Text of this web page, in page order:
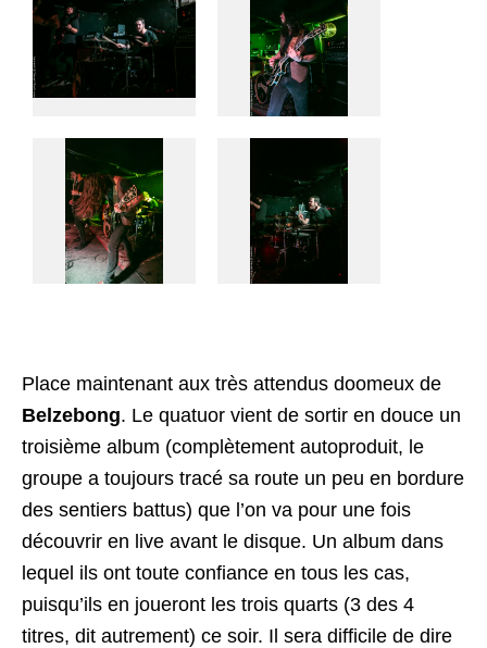
Place maintenant aux très attendus doomeux de
Belzebong. Le quatuor vient de sortir en douce un
troisième album (complètement autoproduit, le
groupe a toujours tracé sa route un peu en bordure
des sentiers battus) que l’on va pour une fois
découvrir en live avant le disque. Un album dans
lequel ils ont toute confiance en tous les cas,
puisqu’ils en joueront les trois quarts (3 des 4
titres, dit autrement) ce soir. Il sera difficile de dire